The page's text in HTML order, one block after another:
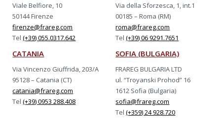
Viale Belfiore, 10
50144 Firenze
firenze@frareg.com
Tel(+39) 055.0317.642
Via della Sforzesca, 1, int.1
00185 – Roma (RM)
roma@frareg.com
Tel(+39) 06 9291.7651
CATANIA
Via Vincenzo Giuffrida, 203/A
95128 – Catania (CT)
catania@frareg.com
Tel(+39) 0953 288.408
SOFIA (BULGARIA)
FRAREG BULGARIA LTD
ul. “Troyanski Prohod” 16
1612 Sofia (Bulgaria)
sofia@frareg.com
Tel(+359) 24 928.720